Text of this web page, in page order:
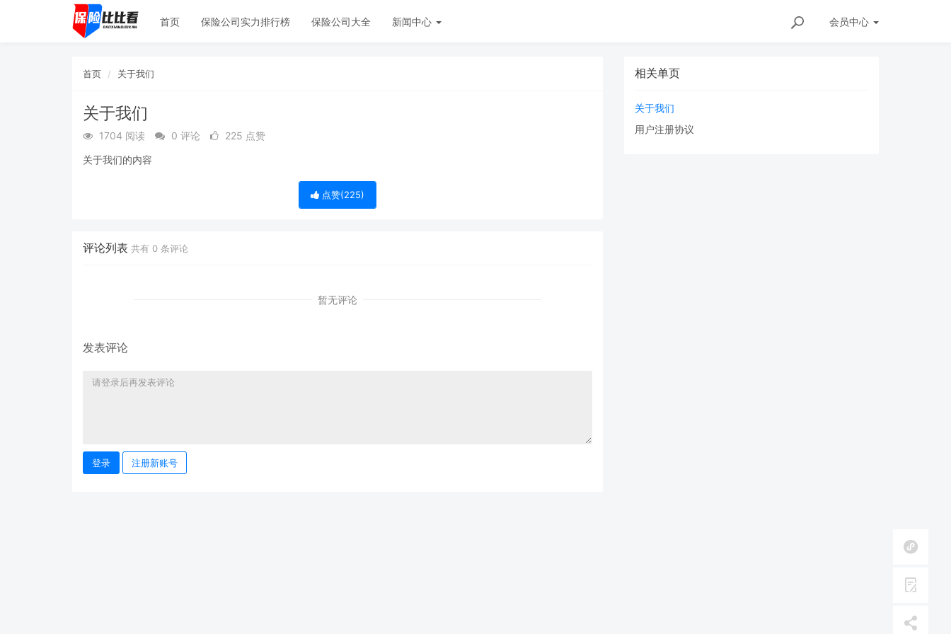
会员中心
首页 保险公司实力排行榜 保险公司大全 新闻中心
首页 关于我们
关于我们
1704 阅读 0 评论
225 点赞
关于我们的内容
点赞(225)
评论列表 共有 0 条评论
暂无评论
发表评论
登录 注册新账号
相关单页
关于我们
用户注册协议